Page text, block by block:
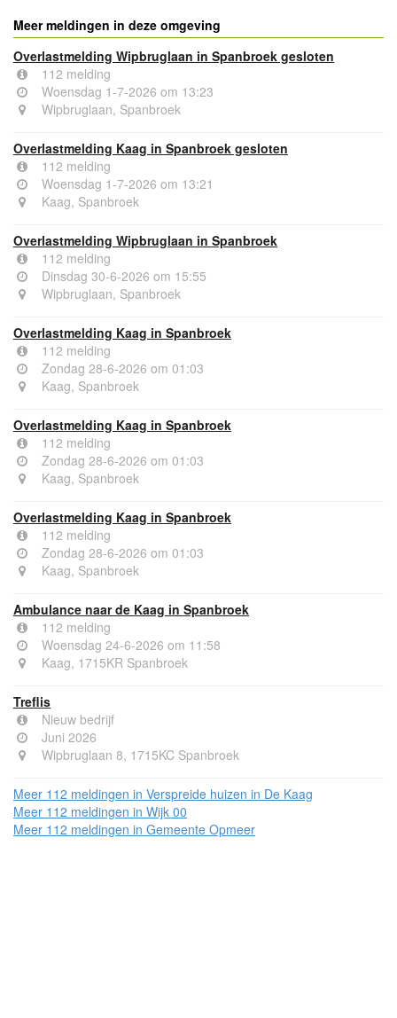
Meer meldingen in deze omgeving
Overlastmelding Wipbruglaan in Spanbroek gesloten
112 melding
Woensdag 1-7-2026 om 13:23
Wipbruglaan, Spanbroek
Overlastmelding Kaag in Spanbroek gesloten
112 melding
Woensdag 1-7-2026 om 13:21
Kaag, Spanbroek
Overlastmelding Wipbruglaan in Spanbroek
112 melding
Dinsdag 30-6-2026 om 15:55
Wipbruglaan, Spanbroek
Overlastmelding Kaag in Spanbroek
112 melding
Zondag 28-6-2026 om 01:03
Kaag, Spanbroek
Overlastmelding Kaag in Spanbroek
112 melding
Zondag 28-6-2026 om 01:03
Kaag, Spanbroek
Overlastmelding Kaag in Spanbroek
112 melding
Zondag 28-6-2026 om 01:03
Kaag, Spanbroek
Ambulance naar de Kaag in Spanbroek
112 melding
Woensdag 24-6-2026 om 11:58
Kaag, 1715KR Spanbroek
Treflis
Nieuw bedrijf
Juni 2026
Wipbruglaan 8, 1715KC Spanbroek
Meer 112 meldingen in Verspreide huizen in De Kaag
Meer 112 meldingen in Wijk 00
Meer 112 meldingen in Gemeente Opmeer